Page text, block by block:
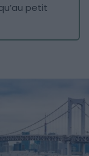
petit